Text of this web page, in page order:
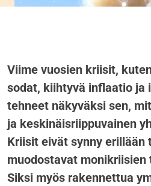
Viime vuosien kriisit,
sodat, kiihtyvä inflaatio ja
tehneet näkyväksi sen,
ja keskinäisriippuvainen
Kriisit eivät synny erillään
muodostavat
Siksi myös rakennettua